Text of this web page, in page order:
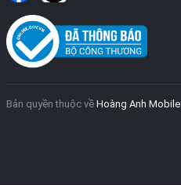
Bản quyền thuộc về Hoàng Anh Mobile